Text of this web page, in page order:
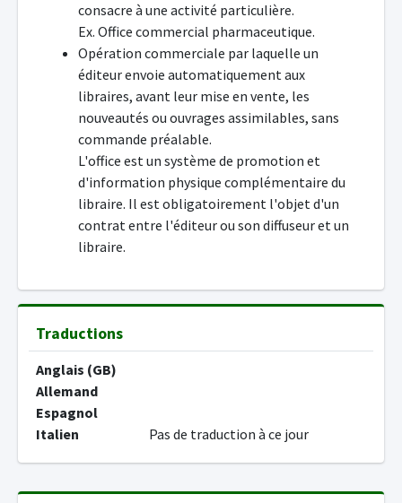
consacre à une activité particulière.
Ex. Office commercial pharmaceutique.
Opération commerciale par laquelle un
éditeur envoie automatiquement aux
libraires, avant leur mise en vente, les
nouveautés ou ouvrages assimilables, sans
commande préalable.
L'office est un système de promotion et
d'information physique complémentaire du
libraire. Il est obligatoirement l'objet d'un
contrat entre l'éditeur ou son diffuseur et un
libraire.
Traductions
Anglais (GB)
Allemand
Espagnol
Italien
Pas de traduction à ce jour